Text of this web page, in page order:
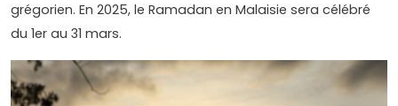
grégorien. En 2025, le Ramadan en Malaisie sera célébré
du 1er au 31 mars.